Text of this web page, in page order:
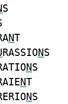
S
NT
RASSIONS
NS
NT
NS